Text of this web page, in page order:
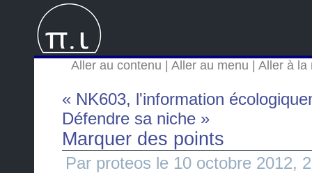
Aller au contenu Aller au menu Aller à la
« NK603, l'information
Défendre sa niche »
Marquer des points
Par proteos le 10 octobre 2012,